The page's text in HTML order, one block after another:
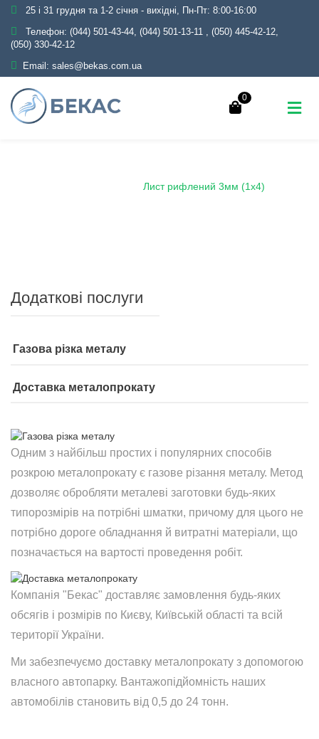
25 і 31 грудня та 1-2 січня - вихідні, Пн-Пт: 8:00-16:00
Телефон: (044) 501-43-44, (044) 501-13-11 , (050) 445-42-12,
(050) 330-42-12
Email: sales@bekas.com.ua
0
Лист рифлений 3мм (1х4)
Додаткові послуги
Газова різка металу
Доставка металопрокату
Одним з найбільш простих і популярних способів
розкрою металопрокату є газове різання металу. Метод
дозволяє обробляти металеві заготовки будь-яких
типорозмірів на потрібні шматки, причому для цього не
потрібно дороге обладнання й витратні матеріали, що
позначається на вартості проведення робіт.
Компанія "Бекас" доставляє замовлення будь-яких
обсягів і розмірів по Києву, Київській області та всій
території України.
Ми забезпечуємо доставку металопрокату з допомогою
власного автопарку. Вантажопідйомність наших
автомобілів становить від 0,5 до 24 тонн.